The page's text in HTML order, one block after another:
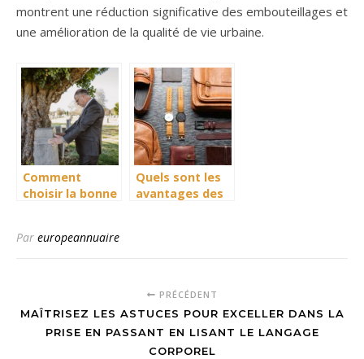
montrent une réduction significative des embouteillages et
une amélioration de la qualité de vie urbaine.
Comment
choisir la bonne
Quels sont les
avantages des
Par europeannuaire
PRÉCÉDENT
MAÎTRISEZ LES ASTUCES POUR EXCELLER DANS LA
PRISE EN PASSANT EN LISANT LE LANGAGE
CORPOREL